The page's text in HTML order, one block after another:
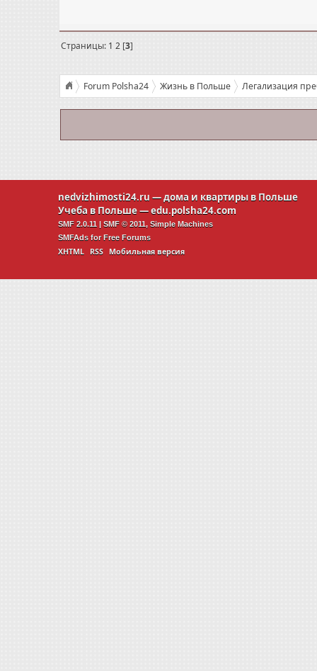
Страницы: 1 2[3]
Forum Polsha24 Жизнь в Польше Легализация
nedvizhimosti24.ru — дома и квартиры в Польше
Учеба в Польше —edu.polsha24.com
SMF 2.0.11 | SMF © 2011, Simple Machines
SMFAds for Free Forums
XHTML RSS Мобильная версия